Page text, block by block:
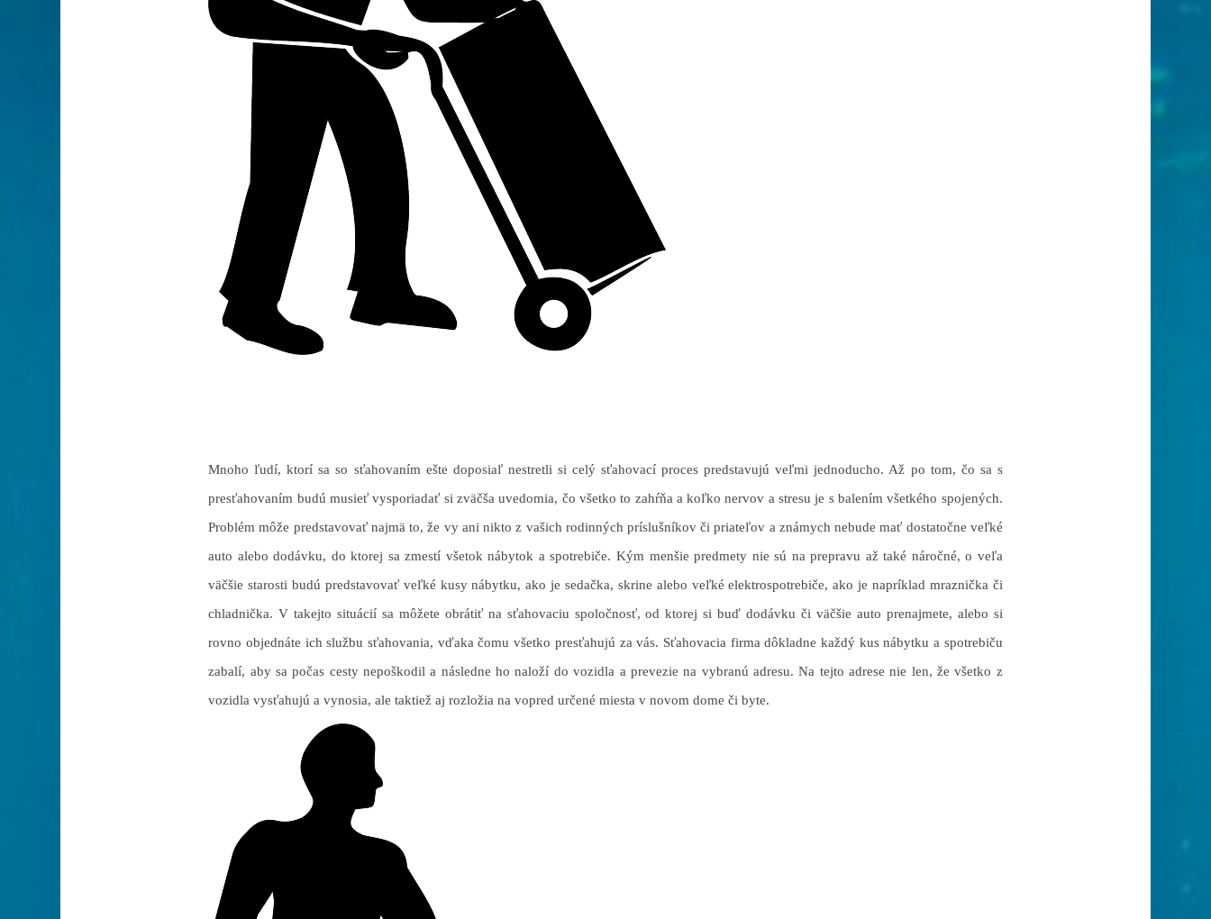
Mnoho ľudí, ktorí sa so sťahovaním ešte doposiaľ nestretli si celý sťahovací proces predstavujú veľmi jednoducho. Až po tom, čo sa s
presťahovaním budú musieť vysporiadať si zväčša uvedomia, čo všetko to zahŕňa a koľko nervov a stresu je s balením všetkého spojených.
Problém môže predstavovať najmä to, že vy ani nikto z vašich rodinných príslušníkov či priateľov a známych nebude mať dostatočne veľké
auto alebo dodávku, do ktorej sa zmestí všetok nábytok a spotrebiče. Kým menšie predmety nie sú na prepravu až také náročné, o veľa
väčšie starosti budú predstavovať veľké kusy nábytku, ako je sedačka, skrine alebo veľké elektrospotrebiče, ako je napríklad mraznička či
chladnička. V takejto situácií sa môžete obrátiť na sťahovaciu spoločnosť, od ktorej si buď dodávku či väčšie auto prenajmete, alebo si
rovno objednáte ich službu sťahovania, vďaka čomu všetko presťahujú za vás. Sťahovacia firma dôkladne každý kus nábytku a spotrebiču
zabalí, aby sa počas cesty nepoškodil a následne ho naloží do vozidla a prevezie na vybranú adresu. Na tejto adrese nie len, že všetko z
vozidla vysťahujú a vynosia, ale taktiež aj rozložia na vopred určené miesta v novom dome či byte.